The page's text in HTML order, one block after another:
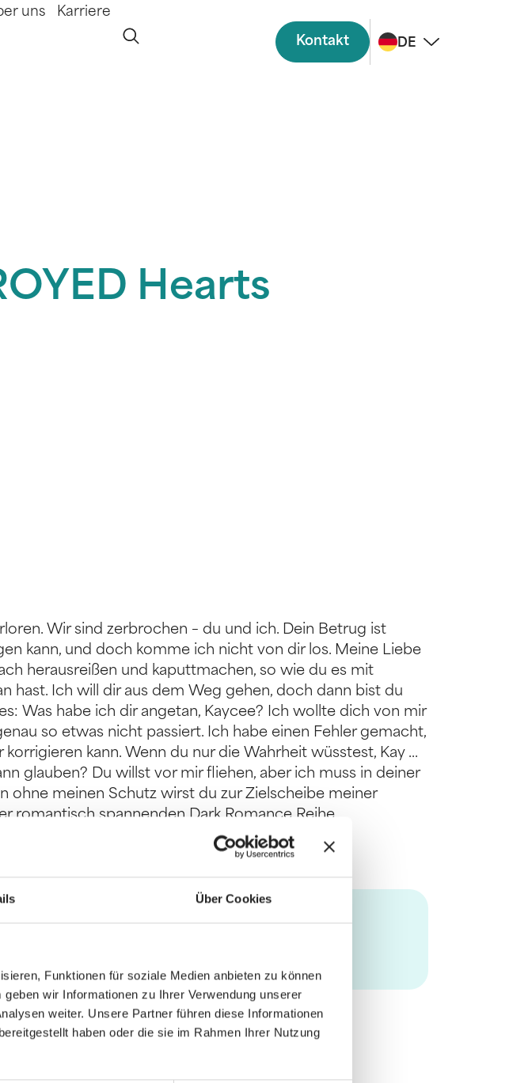
Über Cookies
Funktionen für soziale Medien anbieten zu können
wir Informationen zu Ihrer Verwendung unserer
weiter. Unsere Partner führen diese Informationen
haben oder die sie im Rahmen Ihrer Nutzung
uns Karriere
Kontakt DE
Hearts
Wir sind zerbrochen – du und ich. Dein Betrug ist
kann, und doch komme ich nicht von dir los. Meine Liebe
herausreißen und kaputtmachen, so wie du es mit
hast. Ich will dir aus dem Weg gehen, doch dann bist du
Was habe ich dir angetan, Kaycee? Ich wollte dich von mir
so etwas nicht passiert. Ich habe einen Fehler gemacht,
kann. Wenn du nur die Wahrheit wüsstest, Kay ...
glauben? Du willst vor mir fliehen, aber ich muss in deiner
ohne meinen Schutz wirst du zur Zielscheibe meiner
romantisch spannenden Dark Romance Reihe